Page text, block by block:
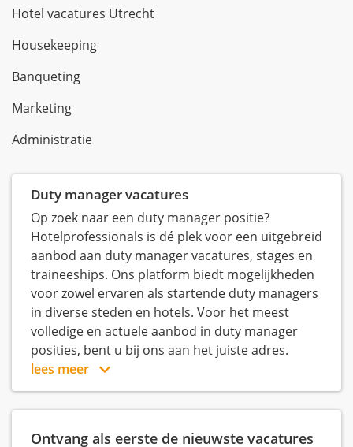
Hotel vacatures Utrecht
Housekeeping
Banqueting
Marketing
Administratie
Duty manager vacatures
Op zoek naar een duty manager positie?
Hotelprofessionals is dé plek voor een uitgebreid
aanbod aan duty manager vacatures, stages en
traineeships. Ons platform biedt mogelijkheden
voor zowel ervaren als startende duty managers
in diverse steden en hotels. Voor het meest
volledige en actuele aanbod in duty manager
posities, bent u bij ons aan het juiste adres.
lees meer
Ontvang als eerste de nieuwste vacatures